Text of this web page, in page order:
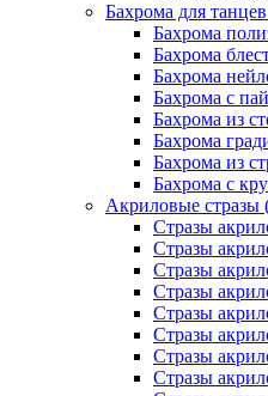
Бахрома для
Бахрома
Бахрома
Бахрома
Бахрома с
Бахрома из
Бахрома
Бахрома из
Бахрома с
Акриловые стразы
Стразы
Стразы
Стразы
Стразы
Стразы
Стразы
Стразы
Стразы